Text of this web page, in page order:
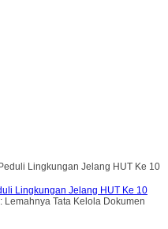
Lingkungan Jelang HUT Ke 10